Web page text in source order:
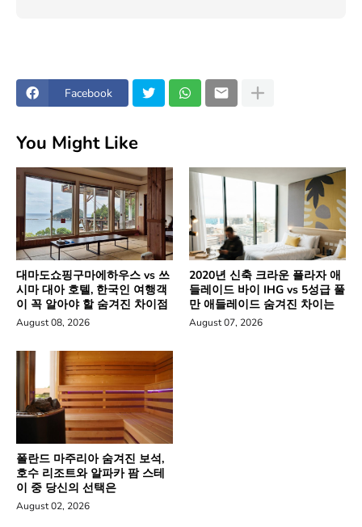
Facebook
You Might Like
대마도쇼핑구마에하우스 vs 쓰
시마 대아 호텔, 한국인 여행객
이 꼭 알아야 할 숨겨진 차이점
August 08, 2026
2020년 신축 크라운 플라자 애
들레이드 바이 IHG vs 5성급 풀
만 애들레이드 숨겨진 차이는
August 07, 2026
폴란드 마주리아 숨겨진 보석,
호수 리조트와 알파카 팜 스테
이 중 당신의 선택은
August 02, 2026